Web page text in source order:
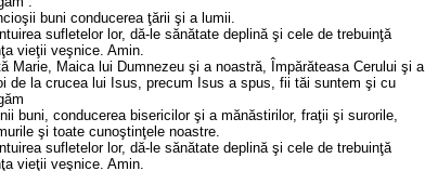
buni conducerea ţării şi a lumii.
sufletelor lor, dă-le sănătate deplină şi cele de trebuinţă
vieţii veşnice. Amin.
Marie, Maica lui Dumnezeu şi a noastră, Împărăteasa Cerului şi a
de la crucea lui Isus, precum Isus a spus, fii tăi suntem şi cu
buni, conducerea bisericilor şi a mănăstirilor, fraţii şi surorile,
şi toate cunoştinţele noastre.
sufletelor lor, dă-le sănătate deplină şi cele de trebuinţă
vieţii veşnice. Amin.